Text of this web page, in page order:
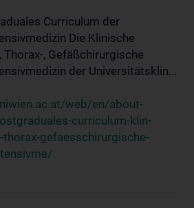
Curriculum der
Die Klinische
, Gefäßchirurgische
der Universitätsklin...
web/en/about-
curriculum-klin-
thorax-gefaesschirurgische-